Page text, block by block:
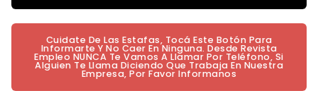
Cuidate De Las Estafas, Tocá Este Botón Para
Informarte Y No Caer En Ninguna. Desde Revista
Empleo NUNCA Te Vamos A Llamar Por Teléfono, Si
Alguien Te Llama Diciendo Que Trabaja En Nuestra
Empresa, Por Favor Informanos